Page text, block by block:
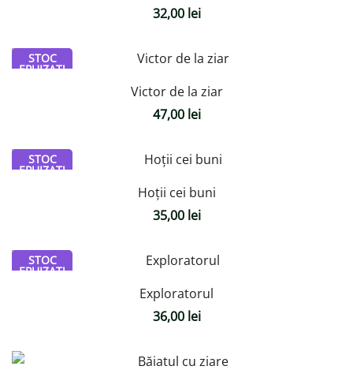
32,00 lei
STOC
EPUIZAT!
Victor de la ziar
47,00 lei
STOC
EPUIZAT!
Hoții cei buni
35,00 lei
STOC
EPUIZAT!
Exploratorul
36,00 lei